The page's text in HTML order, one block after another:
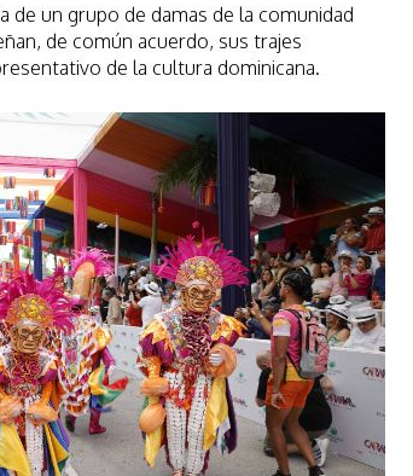
de un grupo de damas de la comunidad
de común acuerdo, sus trajes
de la cultura dominicana.